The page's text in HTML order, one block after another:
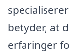
betyder, at
erfaringer